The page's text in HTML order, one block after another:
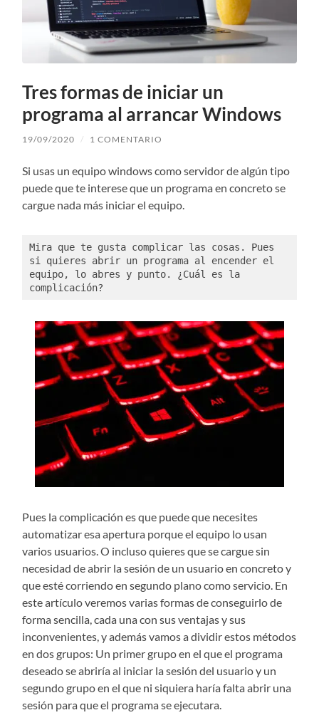
Tres formas de iniciar un
programa al arrancar Windows
19/09/2020 / 1 COMENTARIO
Si usas un equipo windows como servidor de algún tipo
puede que te interese que un programa en concreto se
cargue nada más iniciar el equipo.
Mira que te gusta complicar las cosas. Pues
si quieres abrir un programa al encender el
equipo, lo abres y punto. ¿Cuál es la
complicación?
Pues la complicación es que puede que necesites
automatizar esa apertura porque el equipo lo usan
varios usuarios. O incluso quieres que se cargue sin
necesidad de abrir la sesión de un usuario en concreto y
que esté corriendo en segundo plano como servicio. En
este artículo veremos varias formas de conseguirlo de
forma sencilla, cada una con sus ventajas y sus
inconvenientes, y además vamos a dividir estos métodos
en dos grupos: Un primer grupo en el que el programa
deseado se abriría al iniciar la sesión del usuario y un
segundo grupo en el que ni siquiera haría falta abrir una
sesión para que el programa se ejecutara.